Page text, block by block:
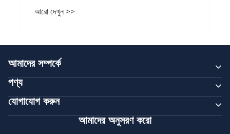
আরো দেখুন >>
আমাদের সম্পর্কে
পণ্য
যোগাযোগ করুন
আমাদের অনুসরণ করো